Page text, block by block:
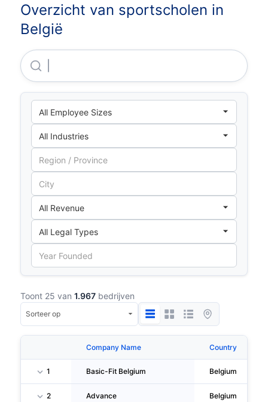
Overzicht van sportscholen in
België
Toont 25 van 1.967 bedrijven
Company Name Country
1 Basic-Fit Belgium Belgium
2 Advance Belgium